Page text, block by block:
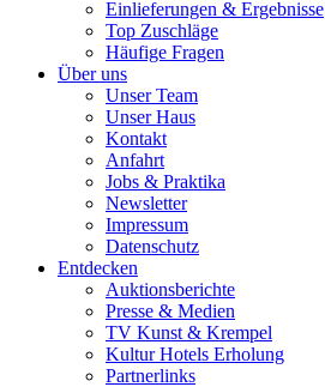
Einlieferungen & Ergebnisse
Top Zuschläge
Häufige Fragen
Über uns
Unser Team
Unser Haus
Kontakt
Anfahrt
Jobs & Praktika
Newsletter
Impressum
Datenschutz
Entdecken
Auktionsberichte
Presse & Medien
TV Kunst & Krempel
Kultur Hotels Erholung
Partnerlinks